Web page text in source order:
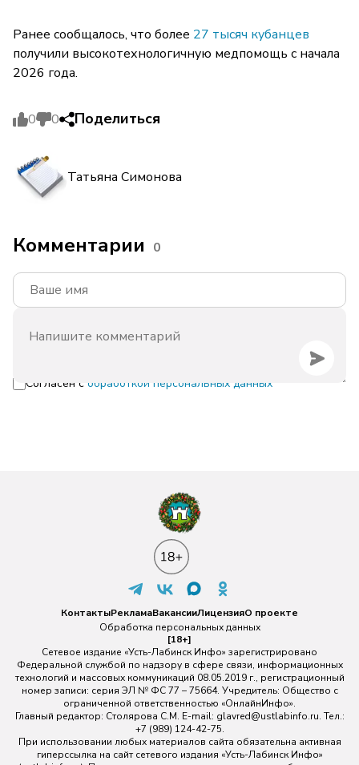
Ранее сообщалось, что более 27 тысяч кубанцев
получили высокотехнологичную медпомощь с начала
2026 года.
0 0 Поделиться
Татьяна Симонова
Комментарии 0
Согласен с обработкой персональных данных
КонтактыРекламаВакансииЛицензияО проекте
Обработка персональных данных
[18+]
Сетевое издание «Усть-Лабинск Инфо» зарегистрировано
Федеральной службой по надзору в сфере связи, информационных
технологий и массовых коммуникаций 08.05.2019 г., регистрационный
номер записи: серия ЭЛ № ФС 77 – 75664. Учредитель: Общество с
ограниченной ответственностью «ОнлайнИнфо».
Главный редактор: Столярова С.М. E-mail: glavred@ustlabinfo.ru. Тел.:
+7 (989) 124-42-75.
При использовании любых материалов сайта обязательна активная
гиперссылка на сайт сетевого издания «Усть-Лабинск Инфо»